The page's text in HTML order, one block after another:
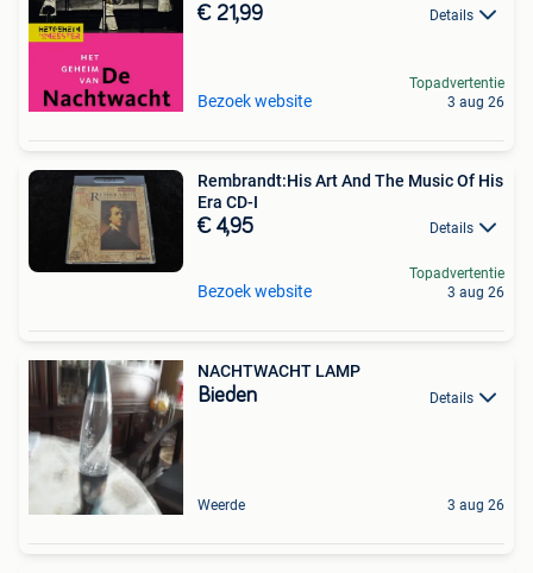
€ 21,99 Details
Bezoek website
Topadvertentie
3 aug 26
Rembrandt:His Art And The Music Of His
Era CD-I
€ 4,95 Details
Bezoek website
Topadvertentie
3 aug 26
NACHTWACHT LAMP
Bieden Details
Weerde 3 aug 26